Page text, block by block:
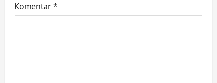
Komentar*